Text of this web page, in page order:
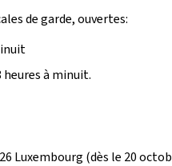
de garde, ouvertes:
heures à minuit.
Luxembourg (dès le 20